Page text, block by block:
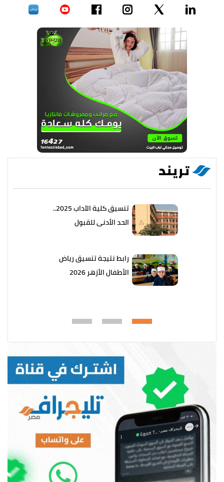
تريند
تنسيق كلية الآداب 2025..
الحد الأدنى للقبول
رابط نتيجة تنسيق رياض
الأطفال الأزهر 2026